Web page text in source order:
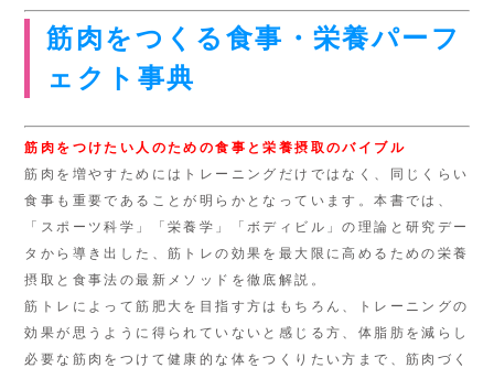
筋肉をつくる食事・栄養パーフ
ェクト事典
筋肉をつけたい人のための食事と栄養摂取のバイブル
筋肉を増やすためにはトレーニングだけではなく、同じくらい
食事も重要であることが明らかとなっています。本書では、
「スポーツ科学」「栄養学」「ボディビル」の理論と研究デー
タから導き出した、筋トレの効果を最大限に高めるための栄養
摂取と食事法の最新メソッドを徹底解説。
筋トレによって筋肥大を目指す方はもちろん、トレーニングの
効果が思うように得られていないと感じる方、体脂肪を減らし
必要な筋肉をつけて健康的な体をつくりたい方まで、筋肉づく